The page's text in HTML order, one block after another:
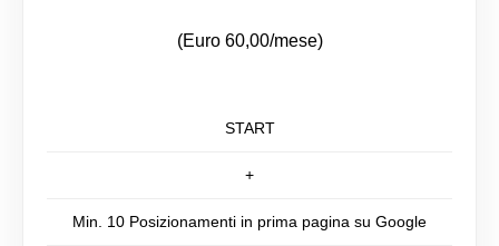
(Euro 60,00/mese)
START
+
Min. 10 Posizionamenti in prima pagina su Google